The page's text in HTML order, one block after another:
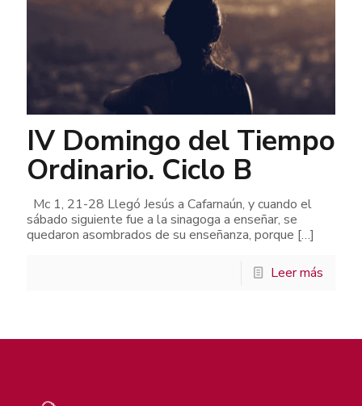
IV Domingo del Tiempo
Ordinario. Ciclo B
Mc 1, 21-28 Llegó Jesús a Cafarnaún, y cuando el
sábado siguiente fue a la sinagoga a enseñar, se
quedaron asombrados de su enseñanza, porque […]
Leer más